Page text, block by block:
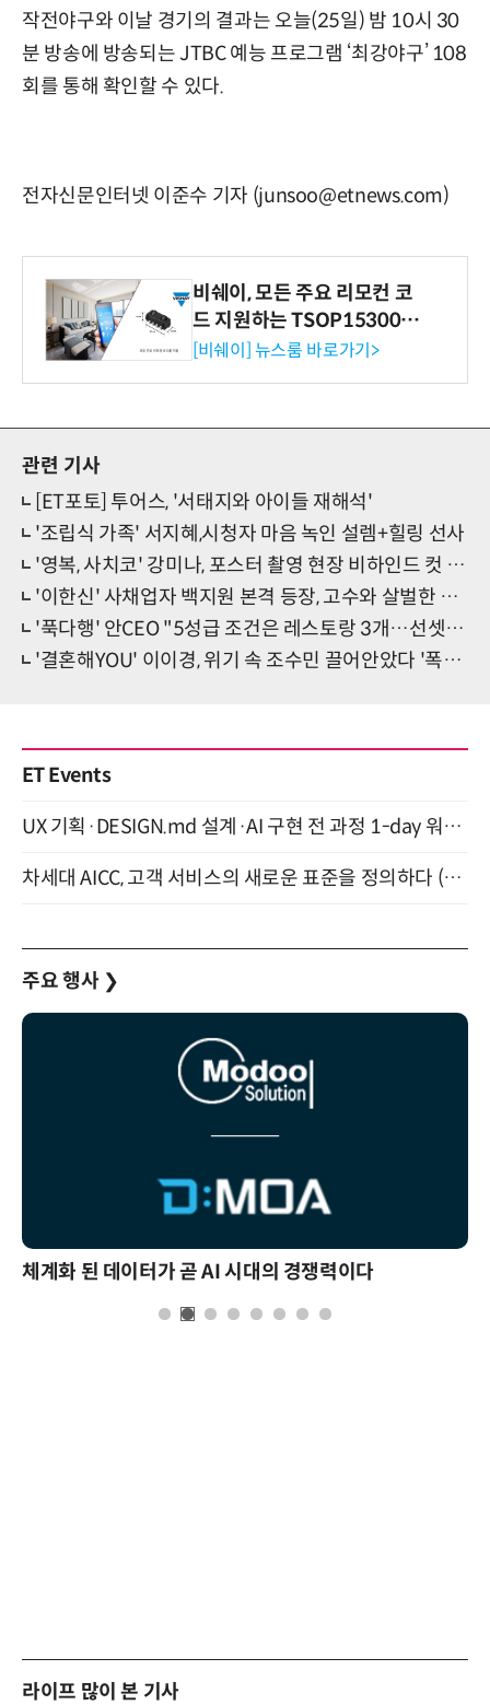
작전야구와 이날 경기의 결과는 오늘(25일) 밤 10시 30
분 방송에 방송되는 JTBC 예능 프로그램 ‘최강야구’ 108
회를 통해 확인할 수 있다.
전자신문인터넷 이준수 기자 (junsoo@etnews.com)
비쉐이, 모든 주요 리모컨 코
드 지원하는 TSOP15300 시
리즈 IR 수신기 출시
[비쉐이] 뉴스룸 바로가기>
관련 기사
[ET포토] 투어스, '서태지와 아이들 재해석'
'조립식 가족' 서지혜,시청자 마음 녹인 설렘+힐링 선사
'영복, 사치코' 강미나, 포스터 촬영 현장 비하인드 컷 공개
'이한신' 사채업자 백지원 본격 등장, 고수와 살벌한 첫 만남
'푹다행' 안CEO "5성급 조건은 레스토랑 3개…선셋뷰 레스토랑 만들 것"
'결혼해YOU' 이이경, 위기 속 조수민 끌어안았다 '폭풍 엔딩'
ET Events
UX 기획·DESIGN.md 설계·AI 구현 전 과정 1-day 워크숍 with Claude Code·Codex 9월 15일 개최
차세대 AICC, 고객 서비스의 새로운 표준을 정의하다 (9/9)
주요 행사 ❯
체계화 된 데이터가 곧 AI 시대의 경쟁력이다
라이프 많이 본 기사